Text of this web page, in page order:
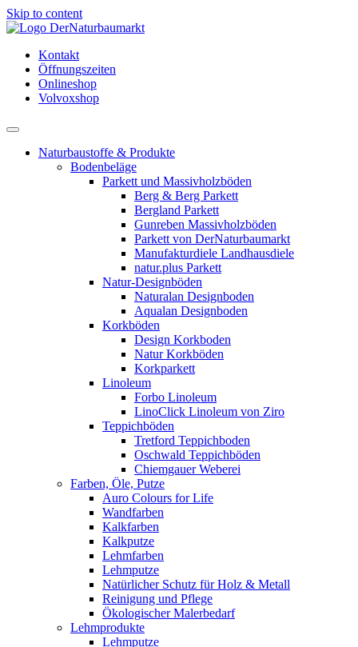
Skip to content
Kontakt
Öffnungszeiten
Onlineshop
Volvoxshop
Naturbaustoffe & Produkte
Bodenbeläge
Parkett und Massivholzböden
Berg & Berg Parkett
Bergland Parkett
Gunreben Massivholzböden
Parkett von DerNaturbaumarkt
Manufakturdiele Landhausdiele
natur.plus Parkett
Natur-Designböden
Naturalan Designboden
Aqualan Designboden
Korkböden
Design Korkboden
Natur Korkböden
Korkparkett
Linoleum
Forbo Linoleum
LinoClick Linoleum von Ziro
Teppichböden
Tretford Teppichboden
Oschwald Teppichböden
Chiemgauer Weberei
Farben, Öle, Putze
Auro Colours for Life
Wandfarben
Kalkfarben
Kalkputze
Lehmfarben
Lehmputze
Natürlicher Schutz für Holz & Metall
Reinigung und Pflege
Ökologischer Malerbedarf
Lehmprodukte
Lehmputze